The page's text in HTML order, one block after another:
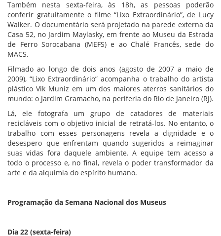
Também nesta sexta-feira, às 18h, as pessoas poderão
conferir gratuitamente o filme “Lixo Extraordinário”, de Lucy
Walker. O documentário será projetado na parede externa da
Casa 52, no Jardim Maylasky, em frente ao Museu da Estrada
de Ferro Sorocabana (MEFS) e ao Chalé Francês, sede do
MACS.
Filmado ao longo de dois anos (agosto de 2007 a maio de
2009), “Lixo Extraordinário” acompanha o trabalho do artista
plástico Vik Muniz em um dos maiores aterros sanitários do
mundo: o Jardim Gramacho, na periferia do Rio de Janeiro (RJ).
Lá, ele fotografa um grupo de catadores de materiais
recicláveis com o objetivo inicial de retratá-los. No entanto, o
trabalho com esses personagens revela a dignidade e o
desespero que enfrentam quando sugeridos a reimaginar
suas vidas fora daquele ambiente. A equipe tem acesso a
todo o processo e, no final, revela o poder transformador da
arte e da alquimia do espírito humano.
Programação da Semana Nacional dos Museus
Dia 22 (sexta-feira)